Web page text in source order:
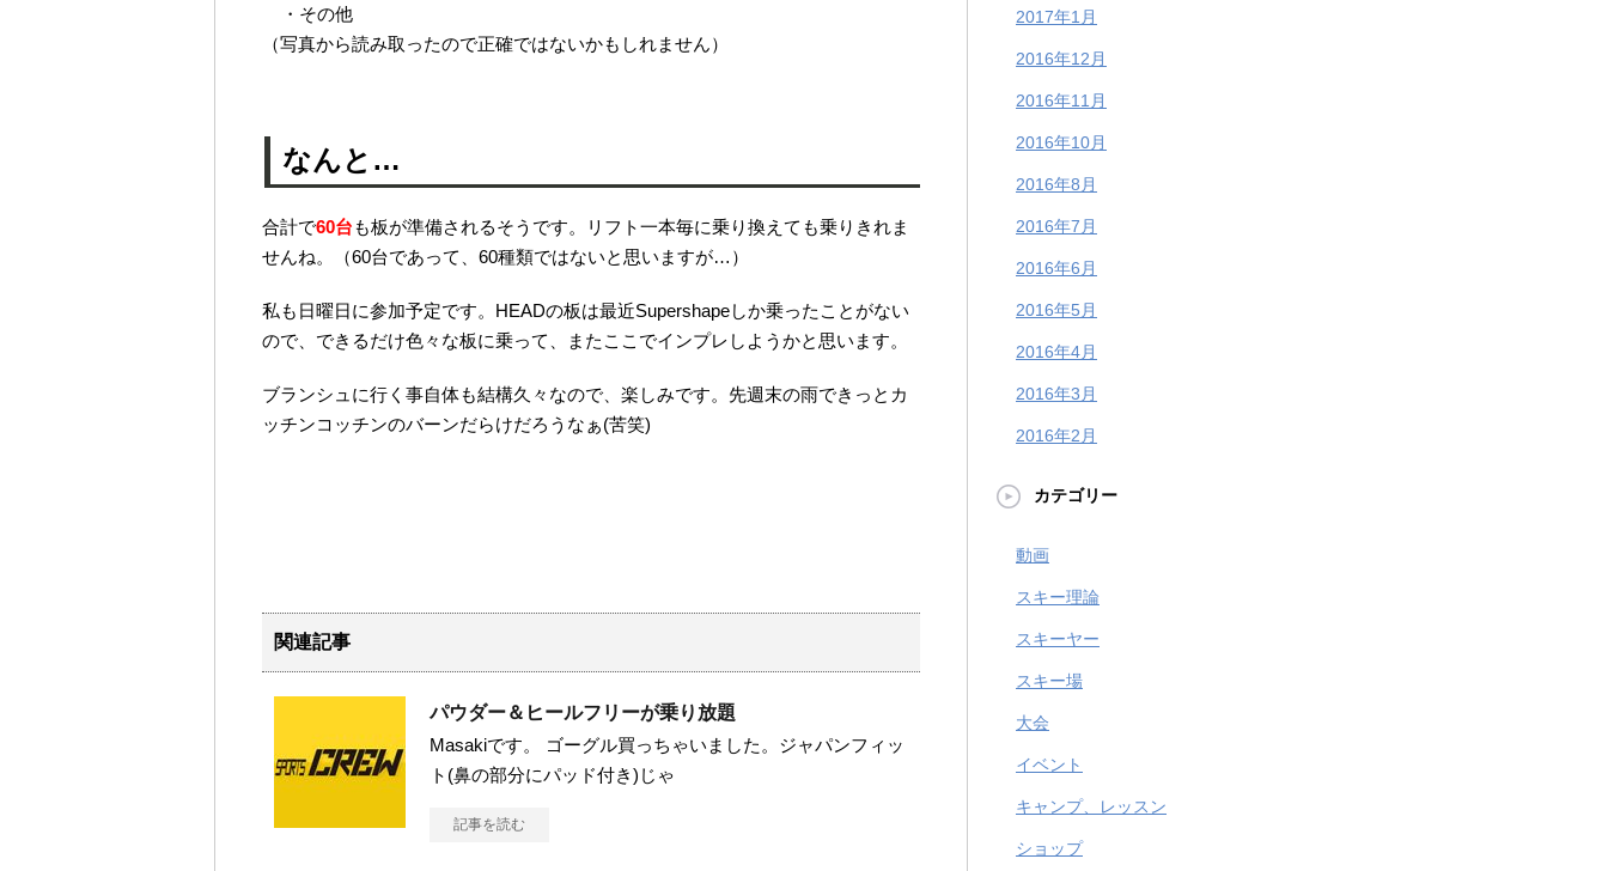
・その他
（写真から読み取ったので正確ではないかもしれません）
なんと…
合計で60台も板が準備されるそうです。リフト一本毎に乗り換えても乗りきれま
せんね。（60台であって、60種類ではないと思いますが…）
私も日曜日に参加予定です。HEADの板は最近Supershapeしか乗ったことがない
ので、できるだけ色々な板に乗って、またここでインプレしようかと思います。
ブランシュに行く事自体も結構久々なので、楽しみです。先週末の雨できっとカ
ッチンコッチンのバーンだらけだろうなぁ(苦笑)
関連記事
パウダー＆ヒールフリーが乗り放題
Masakiです。 ゴーグル買っちゃいました。ジャパンフィッ
ト(鼻の部分にパッド付き)じゃ
記事を読む
2017年1月
2016年12月
2016年11月
2016年10月
2016年8月
2016年7月
2016年6月
2016年5月
2016年4月
2016年3月
2016年2月
カテゴリー
動画
スキー理論
スキーヤー
スキー場
大会
イベント
キャンプ、レッスン
ショップ